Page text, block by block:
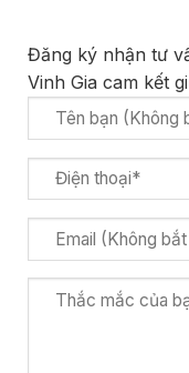
Đăng ký nhận tư
Vinh Gia cam kết